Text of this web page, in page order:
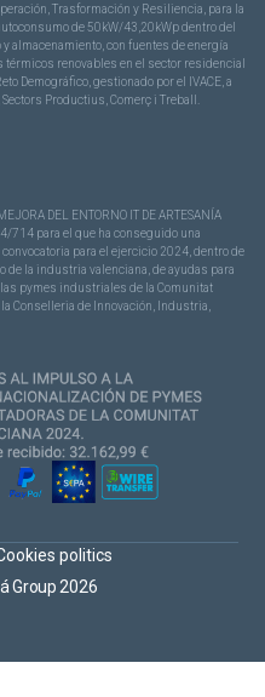
Trasformación y Resiliencia, para la
de 50kW/43,20kWp dentro del
almacenamiento, con fuentes de energía
renovables en el sector residencial
Demográfico, gestionado por el IVACE, a
Productius, Comerç i Treball.
DEL ENTORNO IT DE ARTESANÍA
714 para el que ha conseguido una
para el ejercicio 2024, dentro de
de la industria valenciana, de ayudas para
pymes industriales de la Comunitat
Conselleria de Innovación, Industria,
Group 2026
politics